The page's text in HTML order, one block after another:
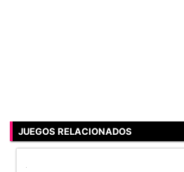
JUEGOS RELACIONADOS